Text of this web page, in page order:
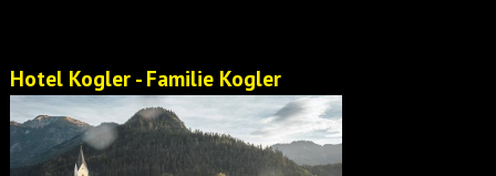
Hotel Kogler - Familie Kogler